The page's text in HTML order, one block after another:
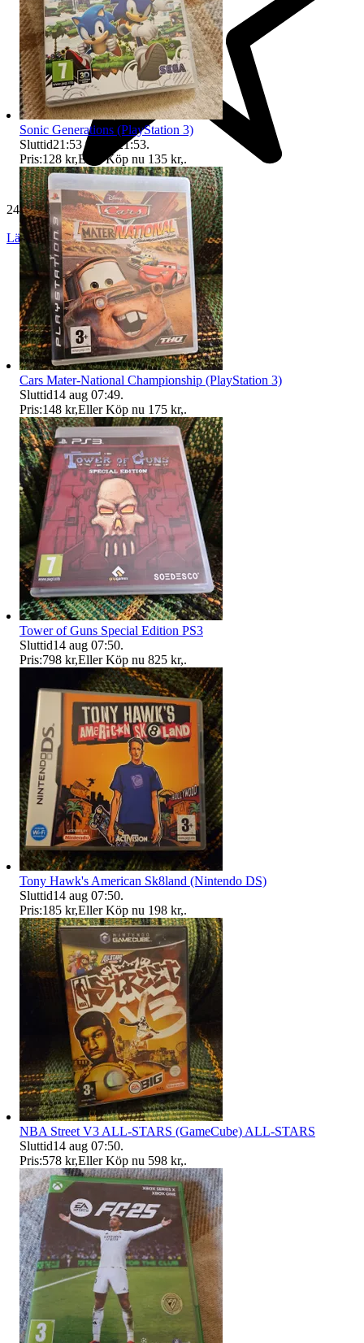
24 513 omdömen
Läs omdömen Följ
Sonic Generations (PlayStation 3)
Sluttid21:53 9 aug 21:53.
Pris:128 kr,Eller Köp nu 135 kr,.
Cars Mater-National Championship (PlayStation 3)
Sluttid14 aug 07:49.
Pris:148 kr,Eller Köp nu 175 kr,.
Tower of Guns Special Edition PS3
Sluttid14 aug 07:50.
Pris:798 kr,Eller Köp nu 825 kr,.
Tony Hawk's American Sk8land (Nintendo DS)
Sluttid14 aug 07:50.
Pris:185 kr,Eller Köp nu 198 kr,.
NBA Street V3 ALL-STARS (GameCube) ALL-STARS
Sluttid14 aug 07:50.
Pris:578 kr,Eller Köp nu 598 kr,.